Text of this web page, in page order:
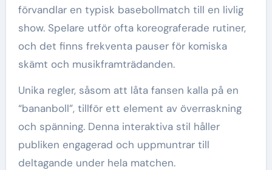
förvandlar en typisk basebollmatch till en livlig
show. Spelare utför ofta koreograferade rutiner,
och det finns frekventa pauser för komiska
skämt och musikframträdanden.
Unika regler, såsom att låta fansen kalla på en
“bananboll”, tillför ett element av överraskning
och spänning. Denna interaktiva stil håller
publiken engagerad och uppmuntrar till
deltagande under hela matchen.